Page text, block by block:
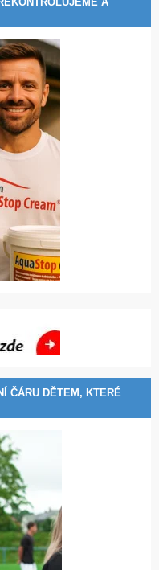
ČÁRU DĚTEM, KTERÉ